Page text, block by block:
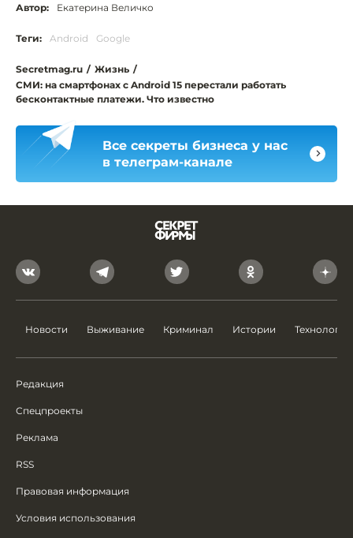
Автор: Екатерина Величко
Теги: Android Google
Secretmag.ru / Жизнь /
СМИ: на смартфонах с Android 15 перестали работать
бесконтактные платежи. Что известно
Все секреты бизнеса у нас
в телеграм-канале
Новости Выживание Криминал Истории Технологии
Редакция
Спецпроекты
Реклама
RSS
Правовая информация
Условия использования